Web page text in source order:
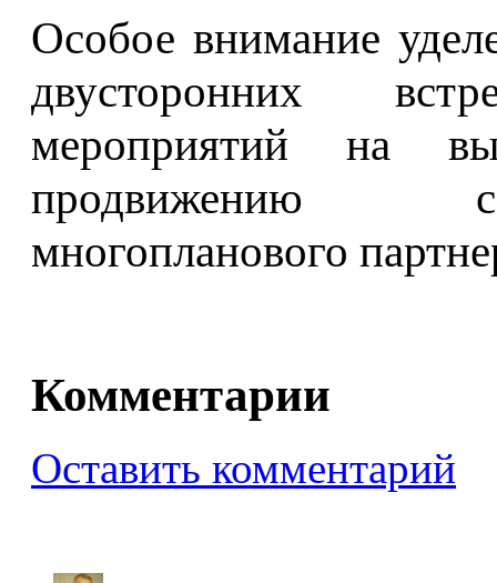
Особое внимание
двусторонних
мероприятий на
продвижению
многопланового
Комментарии
Оставить комментарий